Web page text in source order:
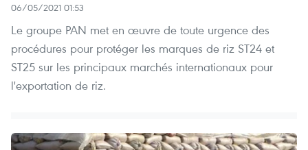
06/05/2021 01:53
Le groupe PAN met en œuvre de toute urgence des
procédures pour protéger les marques de riz ST24 et
ST25 sur les principaux marchés internationaux pour
l'exportation de riz.